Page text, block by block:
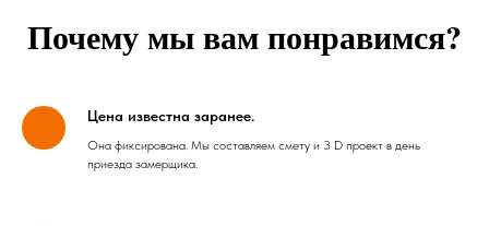
Почему мы вам понравимся?
Цена известна заранее.
Она фиксирована. Мы составляем смету и 3 D проект в день
приезда замерщика.